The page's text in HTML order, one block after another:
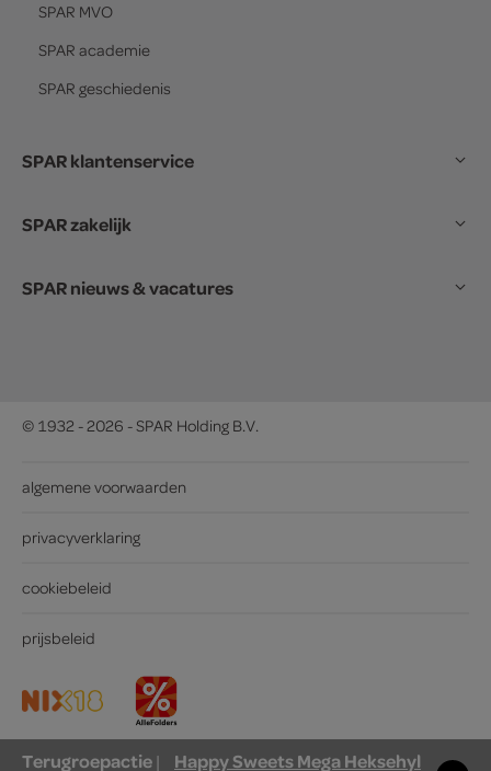
SPAR MVO
SPAR academie
SPAR geschiedenis
SPAR klantenservice
SPAR zakelijk
SPAR nieuws & vacatures
© 1932 - 2026 - SPAR Holding B.V.
algemene voorwaarden
privacyverklaring
cookiebeleid
prijsbeleid
Terugroepactie| Happy Sweets Mega Heksehyl